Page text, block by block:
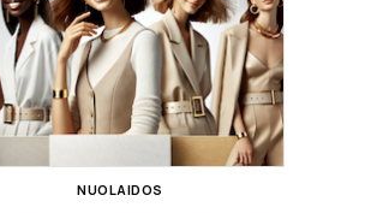
NUOLAIDOS